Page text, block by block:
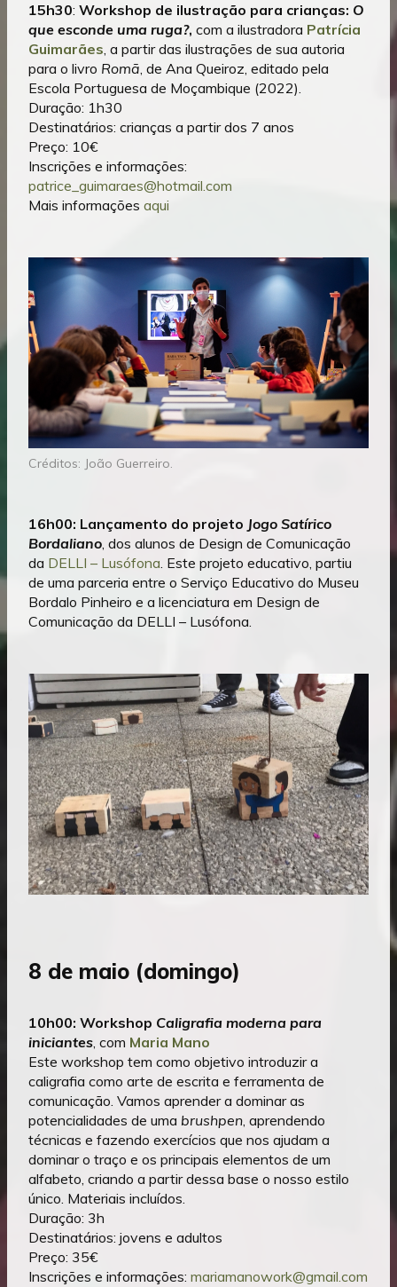
15h30: Workshop de ilustração para crianças: O
que esconde uma ruga?, com a ilustradora Patrícia
Guimarães, a partir das ilustrações de sua autoria
para o livro Romã, de Ana Queiroz, editado pela
Escola Portuguesa de Moçambique (2022).
Duração: 1h30
Destinatários: crianças a partir dos 7 anos
Preço: 10€
Inscrições e informações:
patrice_guimaraes@hotmail.com
Mais informações aqui
Créditos: João Guerreiro.
16h00: Lançamento do projeto Jogo Satírico
Bordaliano , dos alunos de Design de Comunicação
da DELLI – Lusófona . Este projeto educativo, partiu
de uma parceria entre o Serviço Educativo do Museu
Bordalo Pinheiro e a licenciatura em Design de
Comunicação da DELLI – Lusófona.
8 de maio (domingo)
10h00: Workshop Caligrafia moderna para
iniciantes, com Maria Mano
Este workshop tem como objetivo introduzir a
caligrafia como arte de escrita e ferramenta de
comunicação. Vamos aprender a dominar as
potencialidades de uma brushpen, aprendendo
técnicas e fazendo exercícios que nos ajudam a
dominar o traço e os principais elementos de um
alfabeto, criando a partir dessa base o nosso estilo
único. Materiais incluídos.
Duração: 3h
Destinatários: jovens e adultos
Preço: 35€
Inscrições e informações: mariamanowork@gmail.com